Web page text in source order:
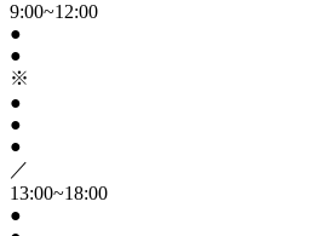
9:00~12:00
●
●
※
●
●
●
／
13:00~18:00
●